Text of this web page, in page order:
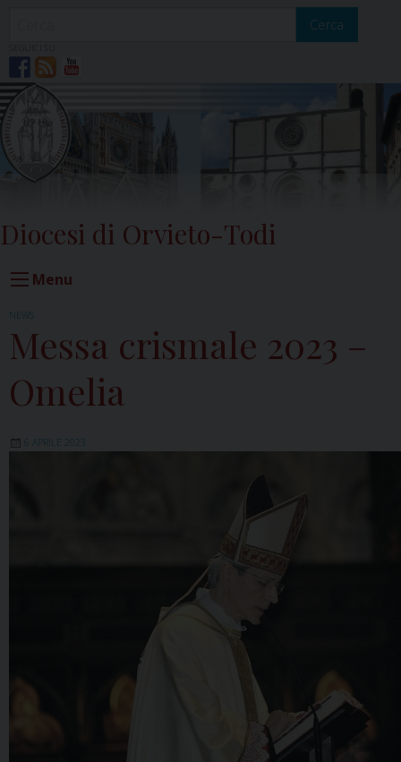
Cerca
Diocesi di Orvieto-Todi
Menu
NEWS
Messa crismale 2023 –
Omelia
6 APRILE 2023